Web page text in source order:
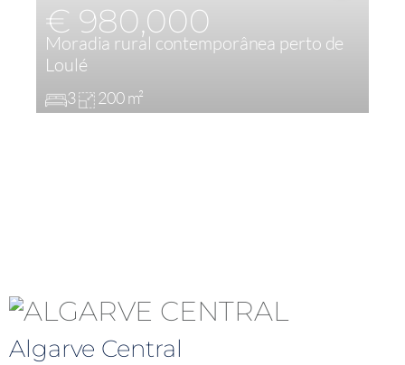
€ 980,000
Moradia rural contemporânea perto de
Loulé
3 200 m²
Algarve Central